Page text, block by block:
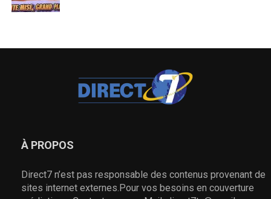
À PROPOS
Direct7 n’est pas responsable des contenus provenant de
sites internet externes.Pour vos besoins en couverture